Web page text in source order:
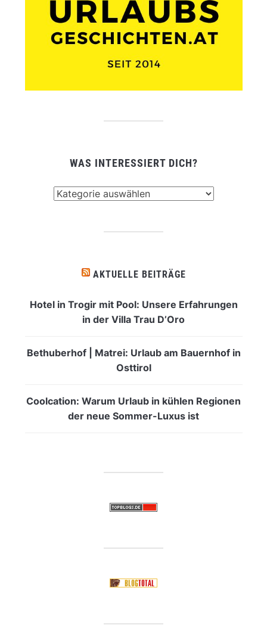
WAS INTERESSIERT DICH?
AKTUELLE BEITRÄGE
Hotel in Trogir mit Pool: Unsere Erfahrungen
in der Villa Trau D’Oro
Bethuberhof | Matrei: Urlaub am Bauernhof in
Osttirol
Coolcation: Warum Urlaub in kühlen Regionen
der neue Sommer-Luxus ist